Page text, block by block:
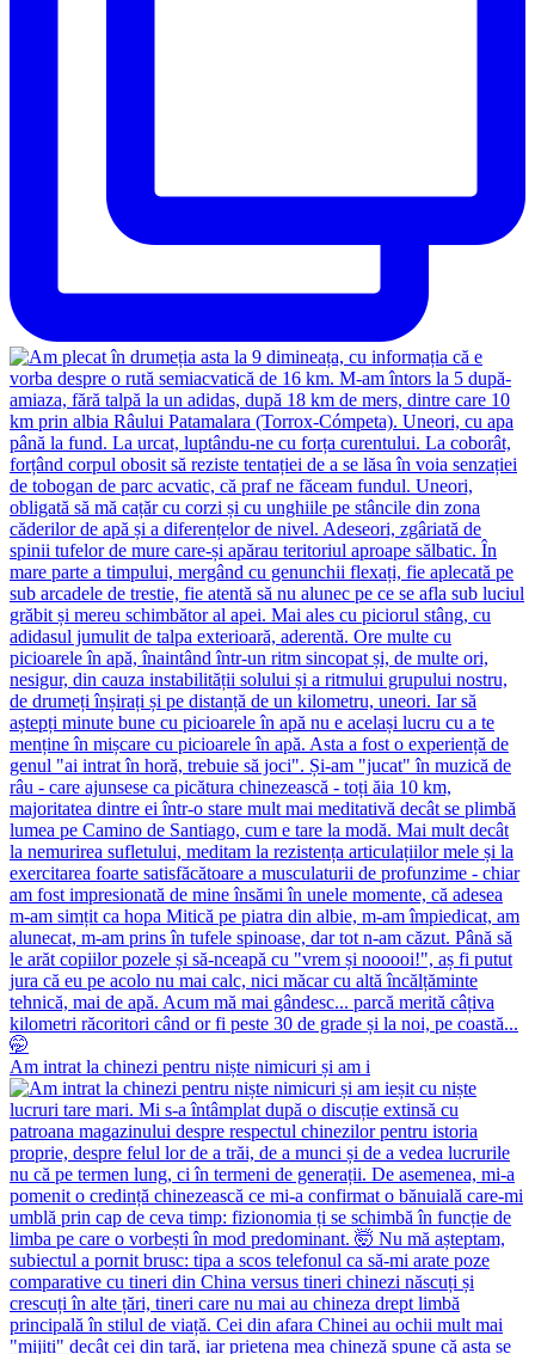
Am intrat la chinezi pentru niște nimicuri și am i